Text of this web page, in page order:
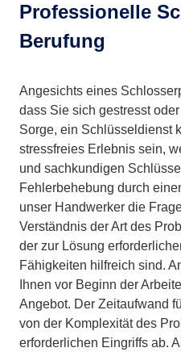
Professionelle
Berufung
Angesichts eines
dass Sie sich gestresst
Sorge, ein Schlüsseldienst
stressfreies Erlebnis sein,
und sachkundigen
Fehlerbehebung durch
unser Handwerker die
Verständnis der Art des
der zur Lösung
Fähigkeiten hilfreich sind.
Ihnen vor Beginn der
Angebot. Der Zeitaufwand
von der Komplexität des
erforderlichen Eingriffs ab.